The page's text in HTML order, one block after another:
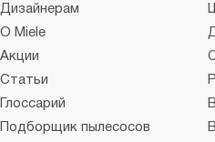
Дизайнерам
О Miele
Акции
Статьи
Глоссарий
Подборщик пылесосов